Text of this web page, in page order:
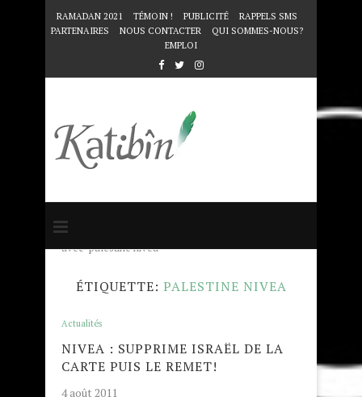
RAMADAN 2021 TÉMOIN ! PUBLICITÉ
RAPPELS SMS
PARTENAIRES
NOUS CONTACTER
QUI SOMMES-NOUS?
EMPLOI
Accueil
avec "palestine nivea"
ÉTIQUETTE: PALESTINE NIVEA
Actualités
NIVEA : SUPPRIME ISRAËL DE LA
CARTE PUIS LE REMET!
4 août 2011